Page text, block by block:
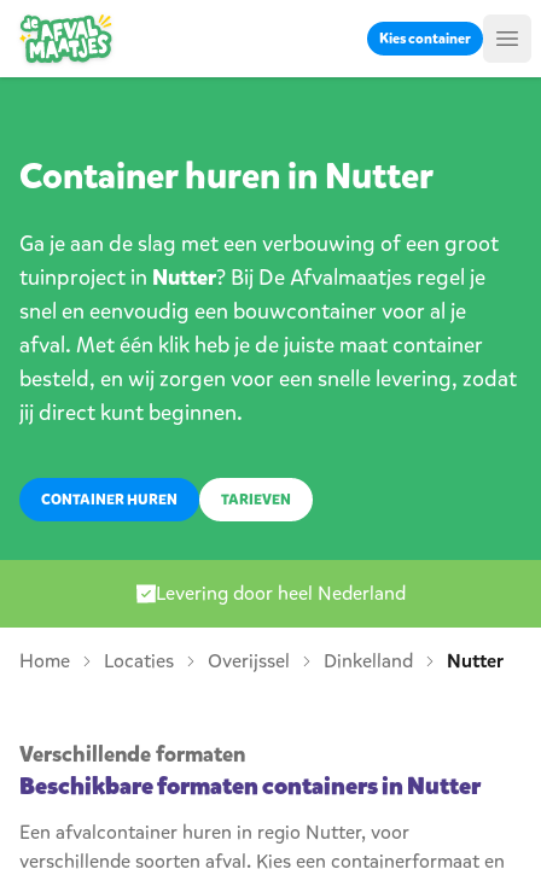
Kies container
Container huren in Nutter
Ga je aan de slag met een verbouwing of een groot
tuinproject in Nutter? Bij De Afvalmaatjes regel je
snel en eenvoudig een bouwcontainer voor al je
afval. Met één klik heb je de juiste maat container
besteld, en wij zorgen voor een snelle levering, zodat
jij direct kunt beginnen.
CONTAINER HUREN TARIEVEN
Levering door heel Nederland
Home Locaties Overijssel Dinkelland Nutter
Verschillende formaten
Beschikbare formaten containers in Nutter
Een afvalcontainer huren in regio Nutter, voor
verschillende soorten afval. Kies een containerformaat en